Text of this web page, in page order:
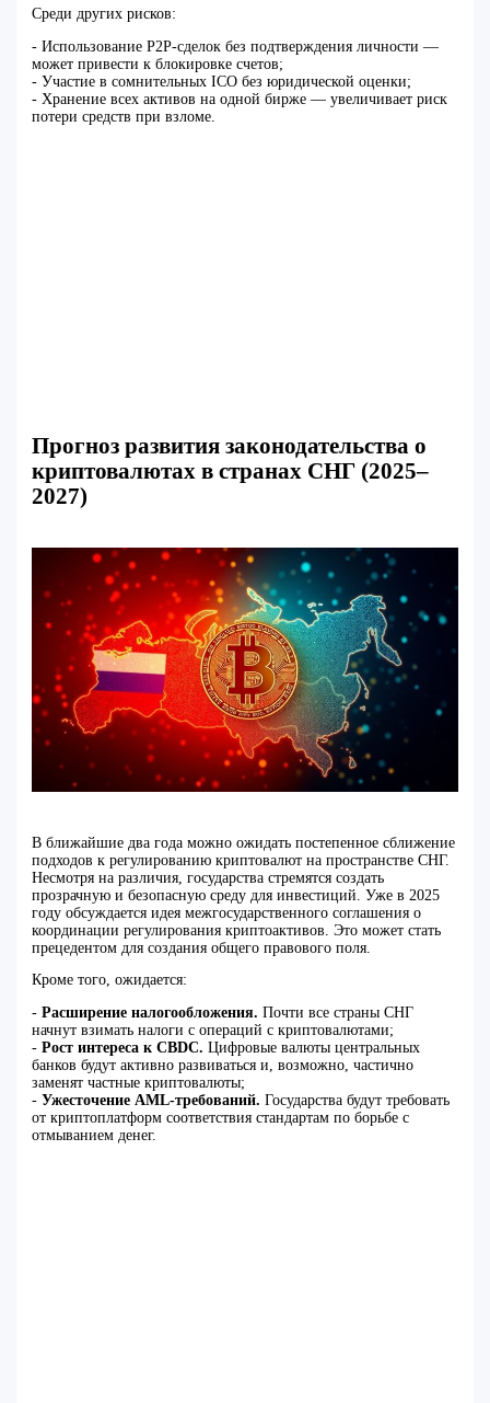
Среди других рисков:
- Использование P2P-сделок без подтверждения личности —
может привести к блокировке счетов;
- Участие в сомнительных ICO без юридической оценки;
- Хранение всех активов на одной бирже — увеличивает риск
потери средств при взломе.
Прогноз развития законодательства о
криптовалютах в странах СНГ (2025–
2027)
В ближайшие два года можно ожидать постепенное сближение
подходов к регулированию криптовалют на пространстве СНГ.
Несмотря на различия, государства стремятся создать
прозрачную и безопасную среду для инвестиций. Уже в 2025
году обсуждается идея межгосударственного соглашения о
координации регулирования криптоактивов. Это может стать
прецедентом для создания общего правового поля.
Кроме того, ожидается:
-Расширение налогообложения. Почти все страны СНГ
начнут взимать налоги с операций с криптовалютами;
-Рост интереса к CBDC. Цифровые валюты центральных
банков будут активно развиваться и, возможно, частично
заменят частные криптовалюты;
-Ужесточение AML-требований. Государства будут требовать
от криптоплатформ соответствия стандартам по борьбе с
отмыванием денег.